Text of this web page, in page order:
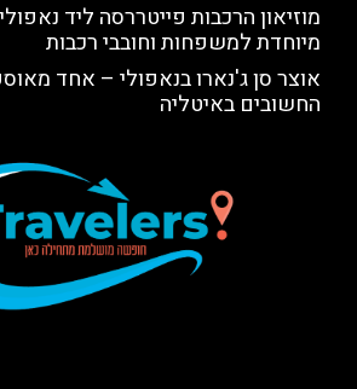
מוזיאון הרכבות פייטררסה ליד
מיוחדת למשפחות וחובבי רכבות
אוצר סן ג'נארו בנאפולי – אחד
החשובים באיטליה